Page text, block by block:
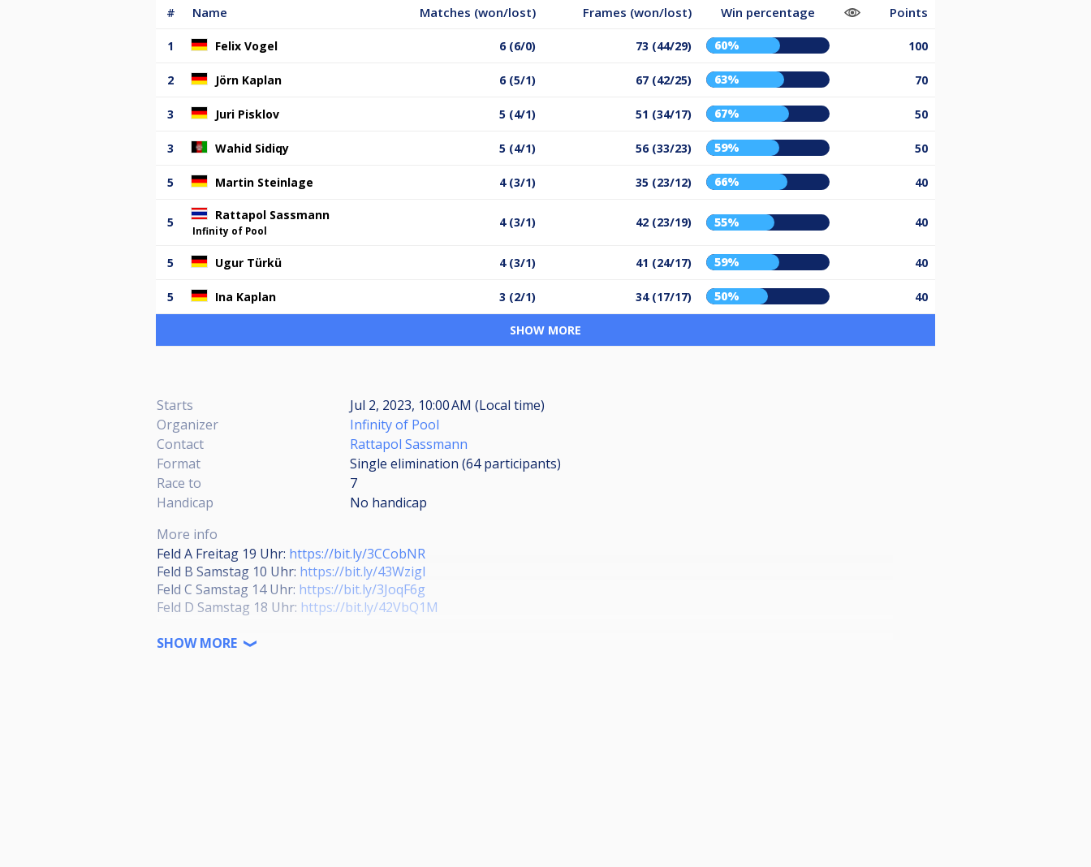
# Name Matches (won/lost) Frames (won/lost) Win percentage Points
1 Felix Vogel 6 (6/0) 73 (44/29) 60% 100
2 Jörn Kaplan 6 (5/1) 67 (42/25) 63% 70
3 Juri Pisklov 5 (4/1) 51 (34/17) 67% 50
3 Wahid Sidiqy 5 (4/1) 56 (33/23) 59% 50
5 Martin Steinlage 4 (3/1) 35 (23/12) 66% 40
5 Rattapol Sassmann
Infinity of Pool
4 (3/1) 42 (23/19) 55% 40
5 Ugur Türkü 4 (3/1) 41 (24/17) 59% 40
5 Ina Kaplan 3 (2/1) 34 (17/17) 50% 40
SHOW MORE
Starts
Jul 2, 2023, 10:00 AM (Local time)
Organizer
Infinity of Pool
Contact
Rattapol Sassmann
Format
Single elimination (64participants)
Race to
7
Handicap
No handicap
More info
Feld A Freitag 19 Uhr: https://bit.ly/3CCobNR
Feld B Samstag 10 Uhr: https://bit.ly/43WzigI
Feld C Samstag 14 Uhr: https://bit.ly/3JoqF6g
Feld D Samstag 18 Uhr: https://bit.ly/42VbQ1M
Finalrunde Sonntag 10 Uhr:
SHOW MORE